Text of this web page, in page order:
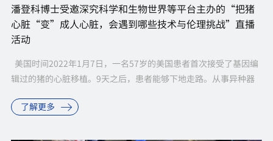
潘登科博士受邀深究科学和生物世界等平台主办的“把猪
心脏“变”成人心脏，会遇到哪些技术与伦理挑战”直播
活动
美国时间2022年1月7日，一名57岁的美国患者首次接受了基因编
辑过的猪的心脏移植。9天之后，患者能够下地走路。从事异种器
了解更多